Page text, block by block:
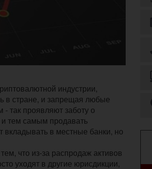
индустрии,
в стране, и запрещая любые
так проявляют заботу о
и тем самым продавать
вкладывать в местные банки, но
что из-за распродаж активов
уходят в другие юрисдикции,